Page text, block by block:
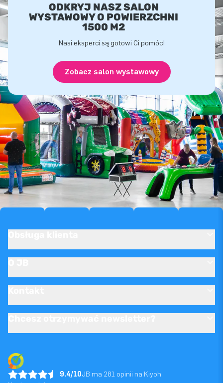
ODKRYJ NASZ SALON
WYSTAWOWY O POWIERZCHNI
1500 M2
Nasi eksperci są gotowi Ci pomóc!
Zobacz salon wystawowy
9.4/10JB ma 281 opinii na Kiyoh